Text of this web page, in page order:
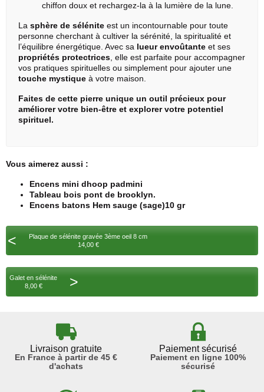
chiffon doux et rechargez-la à la lumière de la lune.
La sphère de sélénite est un incontournable pour toute
personne cherchant à cultiver la sérénité, la spiritualité et
l’équilibre énergétique. Avec sa lueur envoûtante et ses
propriétés protectrices , elle est parfaite pour accompagner
vos pratiques spirituelles ou simplement pour ajouter une
touche mystique à votre maison.
Faites de cette pierre unique un outil précieux pour
améliorer votre bien-être et explorer votre potentiel
spirituel.
Vous aimerez aussi :
Encens mini dhoop padmini
Tableau bois pont de brooklyn.
Encens batons Hem sauge (sage)10 gr
<
Plaque de sélénite gravée 3ème oeil 8 cm
14,00 €
Galet en sélénite
8,00 €
>
Livraison gratuite
En France à partir de 45 €
d'achats
Paiement sécurisé
Paiement en ligne 100%
sécurisé